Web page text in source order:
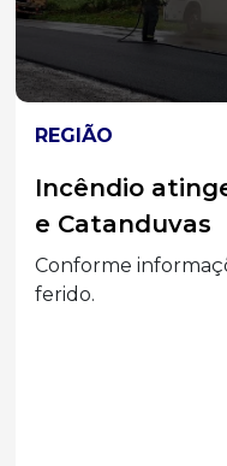
REGIÃO
Incêndio
e Catanduvas
Conforme
ferido.